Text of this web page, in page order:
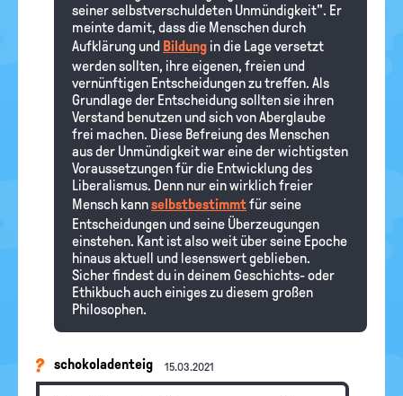
seiner selbstverschuldeten Unmündigkeit". Er
meinte damit, dass die Menschen durch
Aufklärung und Bildung in die Lage versetzt
werden sollten, ihre eigenen, freien und
vernünftigen Entscheidungen zu treffen. Als
Grundlage der Entscheidung sollten sie ihren
Verstand benutzen und sich von Aberglaube
frei machen. Diese Befreiung des Menschen
aus der Unmündigkeit war eine der wichtigsten
Voraussetzungen für die Entwicklung des
Liberalismus. Denn nur ein wirklich freier
Mensch kannselbstbestimmtfür seine
Entscheidungen und seine Überzeugungen
einstehen. Kant ist also weit über seine Epoche
hinaus aktuell und lesenswert geblieben.
Sicher findest du in deinem Geschichts- oder
Ethikbuch auch einiges zu diesem großen
Philosophen.
schokoladenteig 15.03.2021